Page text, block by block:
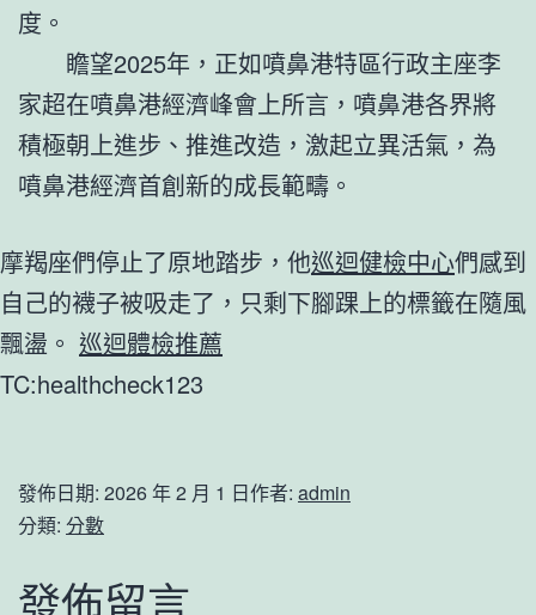
度。
瞻望2025年，正如噴鼻港特區行政主座李
家超在噴鼻港經濟峰會上所言，噴鼻港各界將
積極朝上進步、推進改造，激起立異活氣，為
噴鼻港經濟首創新的成長範疇。
摩羯座們停止了原地踏步，他巡迴健檢中心們感到
自己的襪子被吸走了，只剩下腳踝上的標籤在隨風
飄盪。 巡迴體檢推薦
TC:healthcheck123
發佈日期: 2026 年 2 月 1 日作者: admin
分類: 分數
發佈留言